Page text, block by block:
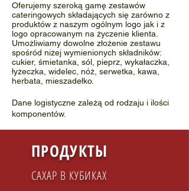
Oferujemy szeroką gamę zestawów
cateringowych składających się zarówno z
produktów z naszym ogólnym logo jak i z
logo opracowanym na życzenie klienta.
Umożliwiamy dowolne złożenie zestawu
spośród niżej wymienionych składników:
cukier, śmietanka, sól, pieprz, wykałaczka,
łyżeczka, widelec, nóż, serwetka, kawa,
herbata, mieszadełko.
Dane logistyczne zależą od rodzaju i ilości
komponentów.
ПРОДУКТЫ
САХАР В КУБИКАХ